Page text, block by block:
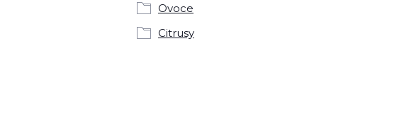
Ovoce
Citrusy